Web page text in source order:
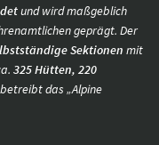
und wird maßgeblich
geprägt. Der
Sektionen mit
325 Hütten, 220
das „Alpine